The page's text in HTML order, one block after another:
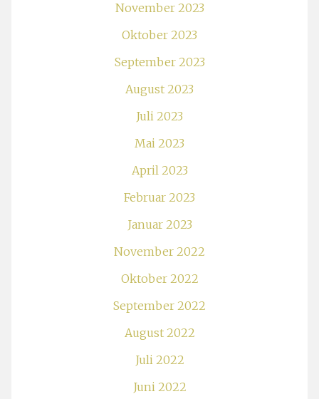
November 2023
Oktober 2023
September 2023
August 2023
Juli 2023
Mai 2023
April 2023
Februar 2023
Januar 2023
November 2022
Oktober 2022
September 2022
August 2022
Juli 2022
Juni 2022